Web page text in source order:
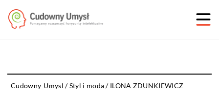
Cudowny-Umysl /Styl i moda/ ILONA ZDUNKIEWICZ